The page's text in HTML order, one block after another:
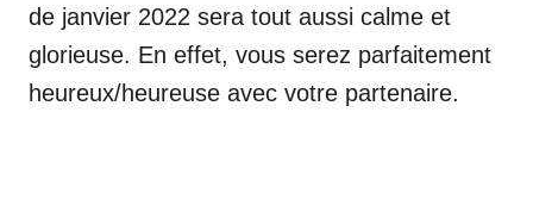
de janvier 2022 sera tout aussi calme et
glorieuse. En effet, vous serez parfaitement
heureux/heureuse avec votre partenaire.